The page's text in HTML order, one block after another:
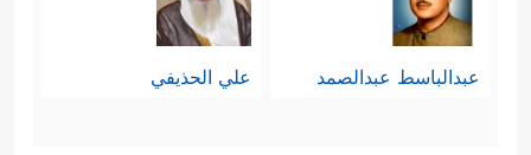
عبدالباسط عبدالصمد علي الحذيفي